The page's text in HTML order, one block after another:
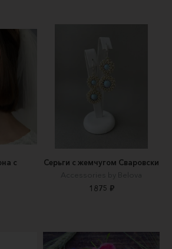
с
Серьги с жемчугом Сваровски
Accessories by Belova
1875 ₽